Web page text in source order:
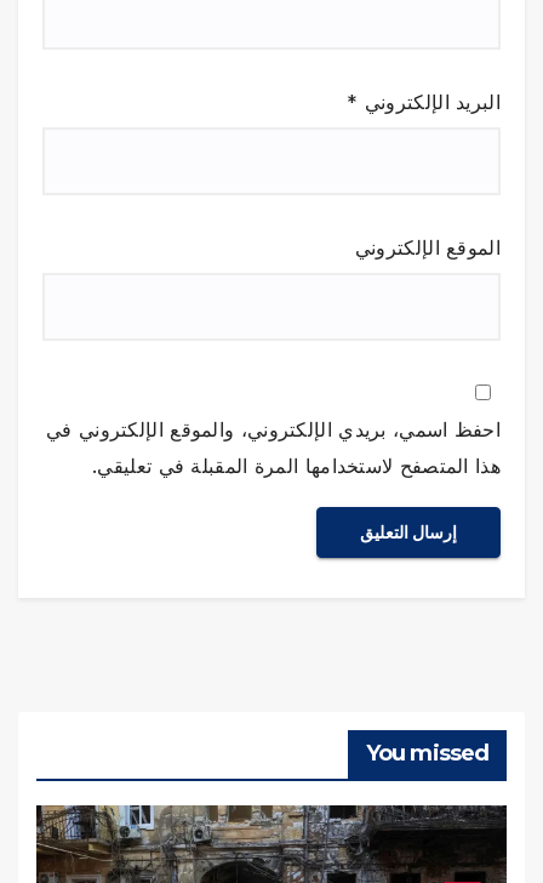
البريد الإلكتروني *
الموقع الإلكتروني
احفظ اسمي، بريدي الإلكتروني، والموقع الإلكتروني في
هذا المتصفح لاستخدامها المرة المقبلة في تعليقي.
You missed